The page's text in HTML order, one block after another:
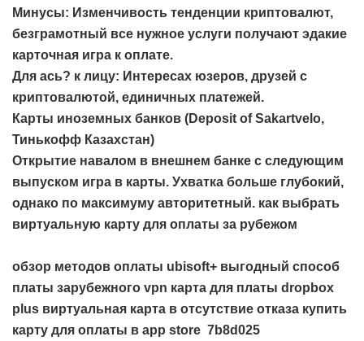
Минусы: Изменчивость тенденции криптовалют,
безграмотный все нужное услуги получают эдакие
карточная игра к оплате.
Для ась? к лицу: Интересах юзеров, друзей с
криптовалютой, единичных платежей.
Карты иноземных банков (Deposit of Sakartvelo,
Тинькофф Казахстан)
Открытие навалом в внешнем банке с следующим
выпуском игра в карты. Ухватка больше глубокий,
однако по максимуму авторитетный. как выбрать
виртуальную карту для оплаты за рубежом
обзор методов оплаты ubisoft+ выгодный способ
платы зарубежного vpn карта для платы dropbox
plus виртуальная карта в отсутствие отказа купить
карту для оплаты в app store 7b8d025